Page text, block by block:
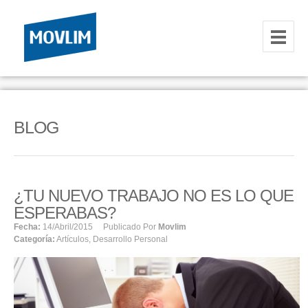
INICIO
HOSTING
HOSTING
RESELLER
SERVIDORES VPS
SERVIDORES VPS WINDOWS
BLOG
¿TU NUEVO TRABAJO NO ES LO QUE
ESPERABAS?
Fecha: 14/abril/2015 Publicado Por Movlim
Categoría: Artículos, Desarrollo Personal